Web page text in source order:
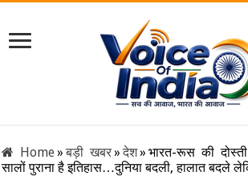
Home» बड़ी खबर» देश» भारत-रूस की
सालों पुराना है इतिहास…दुनिया बदली, हालात बदले